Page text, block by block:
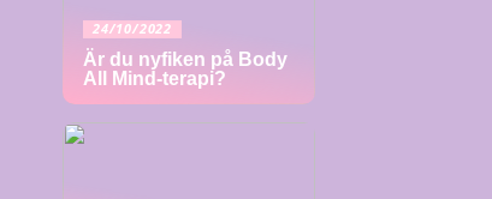
24/10/2022
Är du nyfiken på Body
All Mind-terapi?